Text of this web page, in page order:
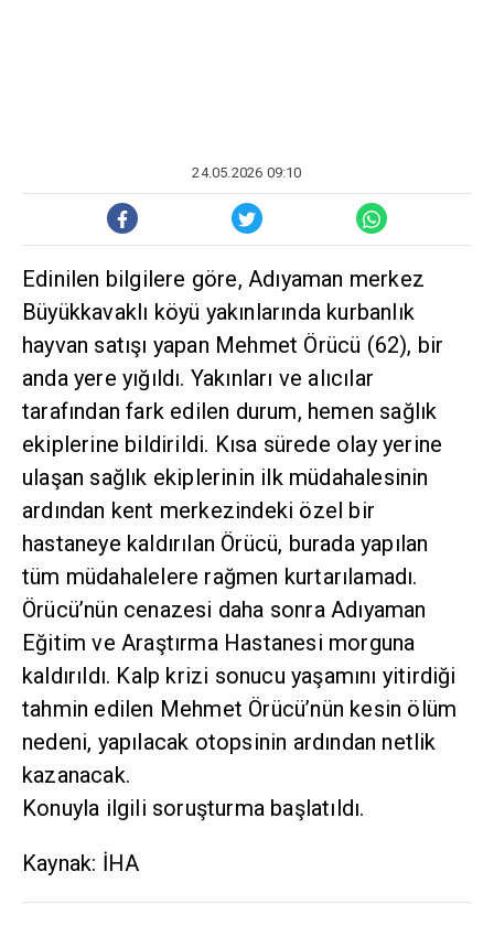
24.05.2026 09:10
Edinilen bilgilere göre, Adıyaman merkez
Büyükkavaklı köyü yakınlarında kurbanlık
hayvan satışı yapan Mehmet Örücü (62), bir
anda yere yığıldı. Yakınları ve alıcılar
tarafından fark edilen durum, hemen sağlık
ekiplerine bildirildi. Kısa sürede olay yerine
ulaşan sağlık ekiplerinin ilk müdahalesinin
ardından kent merkezindeki özel bir
hastaneye kaldırılan Örücü, burada yapılan
tüm müdahalelere rağmen kurtarılamadı.
Örücü’nün cenazesi daha sonra Adıyaman
Eğitim ve Araştırma Hastanesi morguna
kaldırıldı. Kalp krizi sonucu yaşamını yitirdiği
tahmin edilen Mehmet Örücü’nün kesin ölüm
nedeni, yapılacak otopsinin ardından netlik
kazanacak.
Konuyla ilgili soruşturma başlatıldı.
Kaynak: İHA